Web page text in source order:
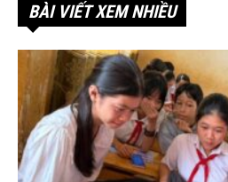
BÀI VIẾT XEM NHIỀU